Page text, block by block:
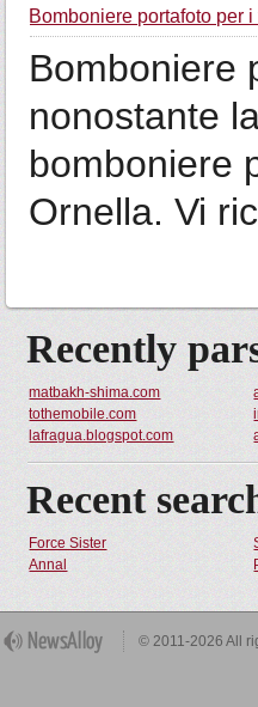
Bomboniere portafoto per
Bomboniere
nonostante
bomboniere
Ornella. Vi
Recently
matbakh-shima.com
tothemobile.com
lafragua.blogspot.com
Recent
Force Sister
Annal
© 2011-2026 All